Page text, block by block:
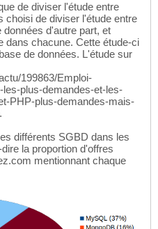
de diviser l'étude entre
choisi de diviser l'étude entre
d'autre part, et
dans chacune. Cette étude-ci
de données. L'étude sur
199863/Emploi-
plus-demandes-et-les-
PHP-plus-demandes-mais-
différents SGBD dans les
la proportion d'offres
mentionnant chaque